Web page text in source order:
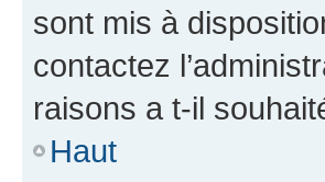
sont mis à
contactez
raisons a t-il
Haut